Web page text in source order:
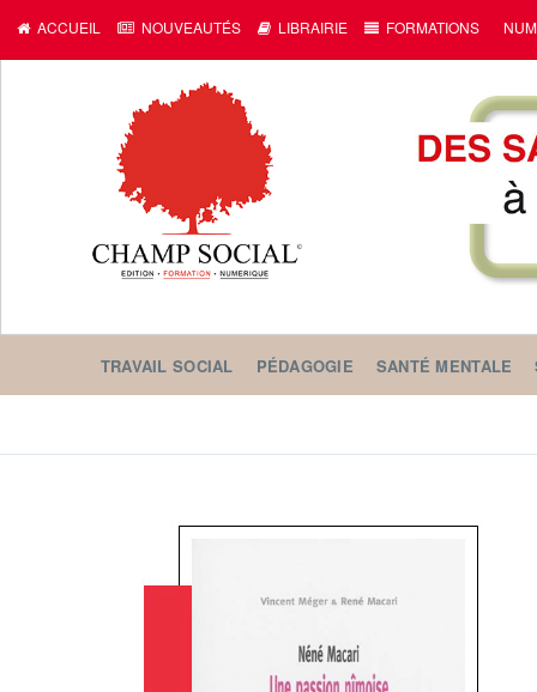
ACCUEIL NOUVEAUTÉS LIBRAIRIE FORMATIONS
TRAVAIL SOCIAL PÉDAGOGIE SANTÉ MENTALE